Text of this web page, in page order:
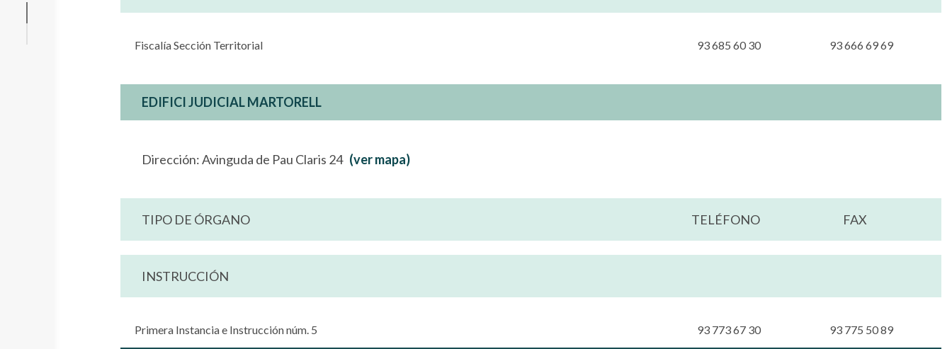
Fiscalía Sección Territorial 93 685 60 30 93 666 69 69
EDIFICI JUDICIAL MARTORELL
Dirección: Avinguda de Pau Claris 24 (ver mapa)
TIPO DE ÓRGANO TELÉFONO FAX
INSTRUCCIÓN
Primera Instancia e Instrucción núm. 5 93 773 67 30 93 775 50 89